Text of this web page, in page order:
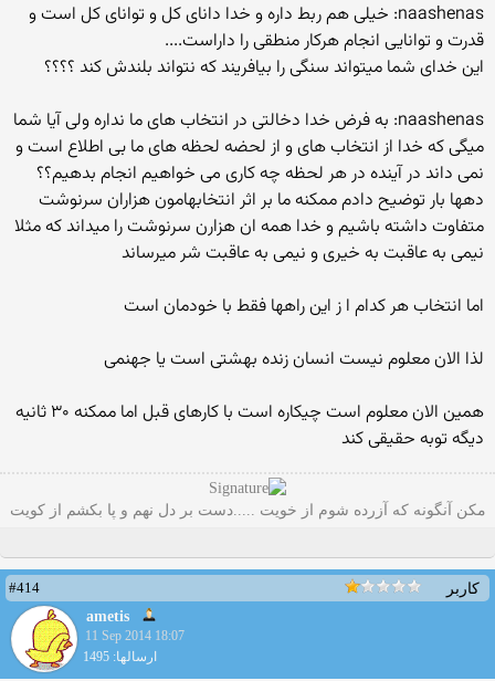
naashenas: خیلی هم ربط داره و خدا دانای کل و توانای کل است و
قدرت و توانایی انجام هرکار منطقی را داراست....
این خدای شما میتواند سنگی را بیافریند که نتواند بلندش کند ؟؟؟؟
naashenas: به فرض خدا دخالتی در انتخاب های ما نداره ولی آیا شما
میگی که خدا از انتخاب های و از لحضه لحظه های ما بی اطلاع است و
نمی داند در آینده در هر لحظه چه کاری می خواهیم انجام بدهیم؟؟
دهها بار توضیح دادم ممکنه ما بر اثر انتخابهامون هزاران سرنوشت
متفاوت داشته باشیم و خدا همه ان هزارن سرنوشت را میداند که مثلا
نیمی به عاقبت به خیری و نیمی به عاقبت شر میرساند
اما انتخاب هر کدام ا ز این راهها فقط با خودمان است
لذا الان معلوم نیست انسان زنده بهشتی است یا جهنمی
همین الان معلوم است چیکاره است با کارهای قبل اما ممکنه ۳۰ ثانیه
دیگه توبه حقیقی کند
مکن آنگونه که آزرده شوم از خویت .....دست بر دل نهم و پا بکشم از کویت
کاربر
#414
ametis
11 Sep 2014 18:07
ارسالها: 1495